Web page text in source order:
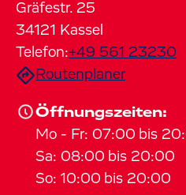
Gräfestr. 25
34121 Kassel
Telefon:+49 561 23230
Routenplaner
Öffnungszeiten:
Mo - Fr: 07:00 bis
Sa: 08:00 bis 20:00
So: 10:00 bis 20:00